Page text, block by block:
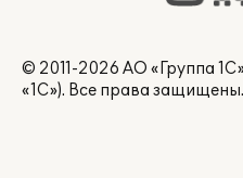
© 2011-2026 АО «Группа
«1С»). Все права защищены.